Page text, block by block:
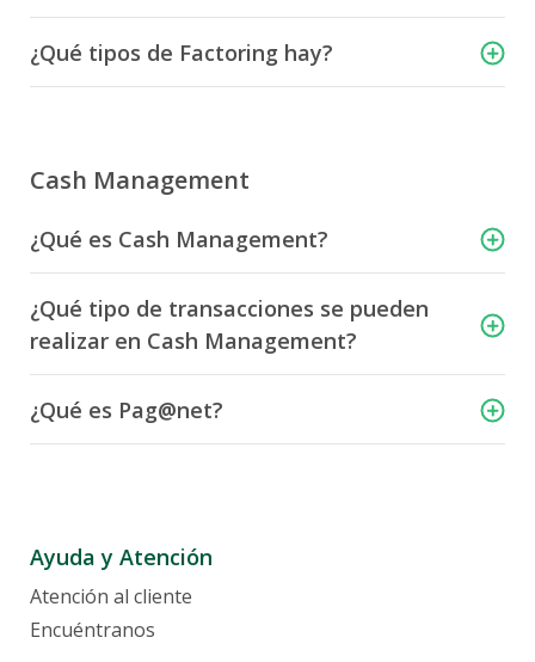
¿Qué tipos de Factoring hay?
Cash Management
¿Qué es Cash Management?
¿Qué tipo de transacciones se pueden
realizar en Cash Management?
¿Qué es Pag@net?
Ayuda y Atención
Atención al cliente
Encuéntranos